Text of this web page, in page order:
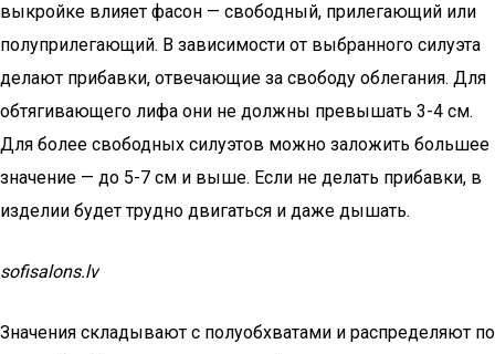
выкройке влияет фасон — свободный, прилегающий или
полуприлегающий. В зависимости от выбранного силуэта
делают прибавки, отвечающие за свободу облегания. Для
обтягивающего лифа они не должны превышать 3-4 см.
Для более свободных силуэтов можно заложить большее
значение — до 5-7 см и выше. Если не делать прибавки, в
изделии будет трудно двигаться и даже дышать.
sofisalons.lv
Значения складывают с полуобхватами и распределяют по